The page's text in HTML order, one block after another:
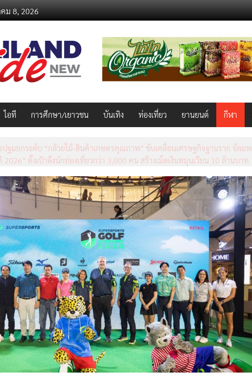
คม 8, 2026
ไอที การศึกษา/เยาวชน บันเทิง ท่องเที่ยว ยานยนต์ กีฬา
จักซิม my by NT เน็ตเร็ว แรง คุ้มค่าทั่วไทยพร้อมโอกาสสร้างรายได้เสริมผ่าน